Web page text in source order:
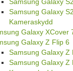
Samsung Galaxy
Samsung Galaxy
Kameraskydd
Galaxy XCover
Galaxy Z Flip 6
Samsung Galaxy Z
Samsung Galaxy Z